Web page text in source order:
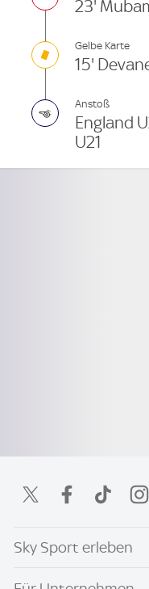
23'
Gelbe Karte
15'
Anstoß
England
U21
Sky Sport erleben